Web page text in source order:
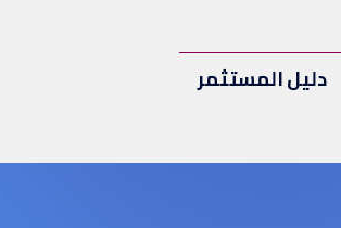
دليل المستثمر